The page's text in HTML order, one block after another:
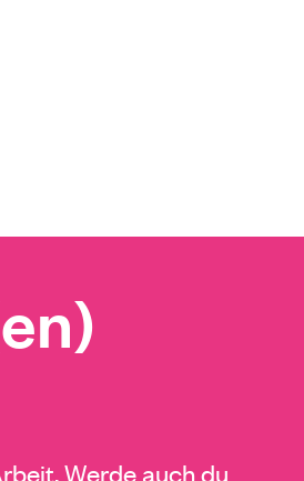
Werde auch du